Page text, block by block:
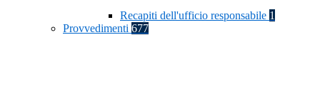
Recapiti dell'ufficio responsabile 1
Provvedimenti 677